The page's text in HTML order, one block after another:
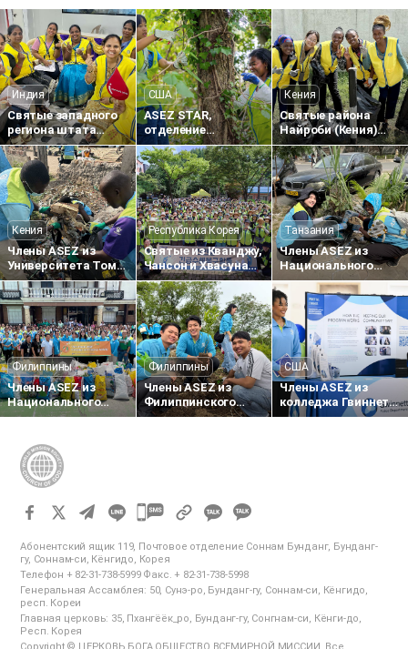
Индия
Святые западного
региона штата
Махараштра
(Индия) провели
1733-ю донорскую
акцию «Любовь
Пасхи — любовь к
жизни»
США
ASEZ STAR,
отделение
Фредериксберг
(штат Вирджиния,
США), провело
акцию по удалению
инвазивных
растений
Кения
Святые района
Найроби (Кения)
внесли вклад в
создание более
чистой городской
среды, проведя
уборку улиц
Кения
Члены ASEZ из
Университета Том
Мбойя (Кения)
очистили
территорию вокруг
общественного
рынка Хома-Бей
Республика Корея
Святые из Кванджу,
Чансон и Хвасуна
провели
восстановительные
работы после
наводнения в
районе Синандон
(Кванджу)
Танзания
Члены ASEZ из
Национального
транспортного
института
Танзании собрали
пластиковые
отходы вдоль
дороги Мабибо
Филиппины
Члены ASEZ из
Национального
университета науки
Филиппин провели
кампанию «Zero
Plastic 2040»
Филиппины
Члены ASEZ из
Филиппинского
университета (UP)
отходов Паяташ
США
Члены ASEZ из
колледжа Гвиннетт
(штат Джорджия,
카
오
공
하
카
오
톡
공
유
하
Абонентский ящик 119, Почтовое отделение Соннам Бунданг, Бунданг-
гу, Соннам-си, Кёнгидо, Корея
Телефон + 82-31-738-5999 Факс. + 82-31-738-5998
Генеральная Ассамблея: 50, Сунэ-ро, Бунданг-гу, Соннам-си, Кёнгидо,
респ. Кореи
Главная церковь: 35, Пхангёёк_ро, Бунданг-гу, Сонгнам-си, Кёнги-до,
Респ. Корея